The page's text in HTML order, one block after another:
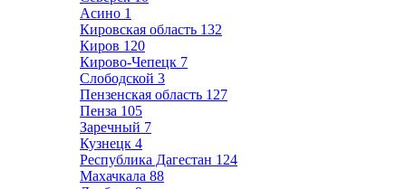
Асино 1
Кировская область 132
Киров 120
Кирово-Чепецк 7
Слободской 3
Пензенская область 127
Пенза 105
Заречный 7
Кузнецк 4
Республика Дагестан 124
Махачкала 88